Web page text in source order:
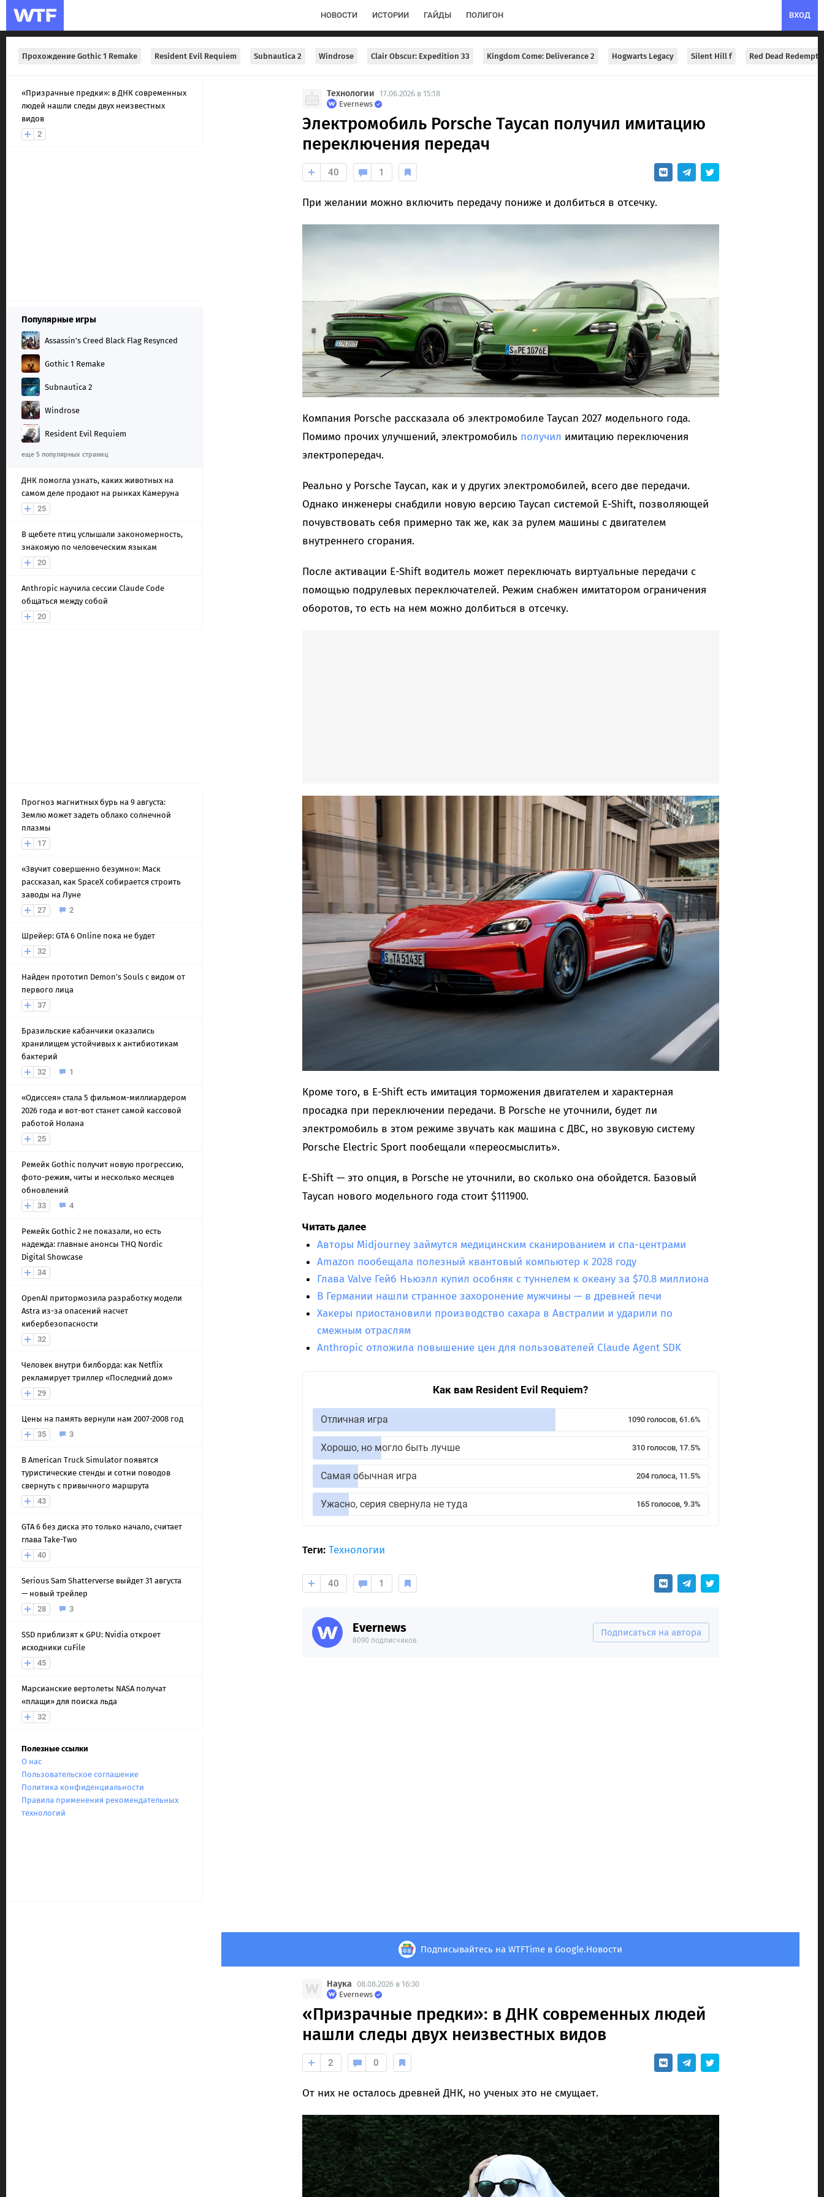
ВХОД
НОВОСТИ ИСТОРИИ ГАЙДЫ ПОЛИГОН
Прохождение Gothic 1 Remake Resident Evil Requiem Subnautica 2 Windrose Clair Obscur: Expedition 33 Kingdom Come: Deliverance 2 Hogwarts Legacy Silent Hill f Red Dead
«Призрачные предки»: в ДНК современных
людей нашли следы двух неизвестных
видов
2
Популярные игры
Assassin's Creed Black Flag Resynced
Gothic 1 Remake
Subnautica 2
Windrose
Resident Evil Requiem
еще 5 популярных страниц
ДНК помогла узнать, каких животных на
самом деле продают на рынках Камеруна
25
В щебете птиц услышали закономерность,
знакомую по человеческим языкам
20
Anthropic научила сессии Claude Code
общаться между собой
20
Прогноз магнитных бурь на 9 августа:
Землю может задеть облако солнечной
плазмы
17
«Звучит совершенно безумно»: Маск
рассказал, как SpaceX собирается строить
заводы на Луне
27
2
Шрейер: GTA 6 Online пока не будет
32
Найден прототип Demon’s Souls с видом от
первого лица
37
Бразильские кабанчики оказались
хранилищем устойчивых к антибиотикам
бактерий
32
1
«Одиссея» стала 5 фильмом-миллиардером
2026 года и вот-вот станет самой кассовой
работой Нолана
25
Ремейк Gothic получит новую прогрессию,
фото-режим, читы и несколько месяцев
обновлений
33
4
Ремейк Gothic 2 не показали, но есть
надежда: главные анонсы THQ Nordic
Digital Showcase
34
OpenAI притормозила разработку модели
Astra из-за опасений насчет
кибербезопасности
32
Человек внутри билборда: как Netflix
рекламирует триллер «Последний дом»
29
Цены на память вернули нам 2007-2008 год
35
3
В American Truck Simulator появятся
туристические стенды и сотни поводов
свернуть с привычного маршрута
43
GTA 6 без диска это только начало, считает
глава Take-Two
40
Serious Sam Shatterverse выйдет 31 августа
— новый трейлер
28
3
SSD приблизят к GPU: Nvidia откроет
исходники cuFile
45
Марсианские вертолеты NASA получат
«плащи» для поиска льда
32
Полезные ссылки
О нас
Пользовательское соглашение
Политика конфиденциальности
Правила применения рекомендательных
технологий
Технологии
17.06.2026 в 15:18
Evernews
Электромобиль Porsche Taycan получил имитацию
переключения передач
40 1
При желании можно включить передачу пониже и долбиться в отсечку.
Компания Porsche рассказала об электромобиле Taycan 2027 модельного года.
Помимо прочих улучшений, электромобиль получил имитацию переключения
электропередач.
Реально у Porsche Taycan, как и у других электромобилей, всего две передачи.
Однако инженеры снабдили новую версию Taycan системой E-Shift, позволяющей
почувствовать себя примерно так же, как за рулем машины с двигателем
внутреннего сгорания.
После активации E-Shift водитель может переключать виртуальные передачи с
помощью подрулевых переключателей. Режим снабжен имитатором ограничения
оборотов, то есть на нем можно долбиться в отсечку.
Кроме того, в E-Shift есть имитация торможения двигателем и характерная
просадка при переключении передачи. В Porsche не уточнили, будет ли
электромобиль в этом режиме звучать как машина с ДВС, но звуковую систему
Porsche Electric Sport пообещали «переосмыслить».
E-Shift — это опция, в Porsche не уточнили, во сколько она обойдется. Базовый
Taycan нового модельного года стоит $111900.
Читать далее
Авторы Midjourney займутся медицинским сканированием и спа-центрами
Amazon пообещала полезный квантовый компьютер к 2028 году
Глава Valve Гейб Ньюэлл купил особняк с туннелем к океану за $70.8 миллиона
В Германии нашли странное захоронение мужчины — в древней печи
Хакеры приостановили производство сахара в Австралии и ударили по
смежным отраслям
Anthropic отложила повышение цен для пользователей Claude Agent SDK
Как вам Resident Evil Requiem?
Отличная игра 1090 голосов, 61.6%
Хорошо, но могло быть лучше 310 голосов, 17.5%
Самая обычная игра 204 голоса, 11.5%
Ужасно, серия свернула не туда 165 голосов, 9.3%
Теги: Технологии
40 1
Evernews
8090 подписчиков
Подписаться на автора
Подписывайтесь на WTFTime в Google.Новости
Наука 08.08.2026 в 16:30
Evernews
«Призрачные предки»: в ДНК современных людей
нашли следы двух неизвестных видов
2 0
От них не осталось древней ДНК, но ученых это не смущает.